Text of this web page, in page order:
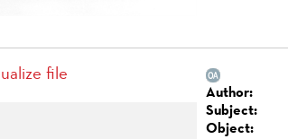
file
Author:
Subject:
Object: